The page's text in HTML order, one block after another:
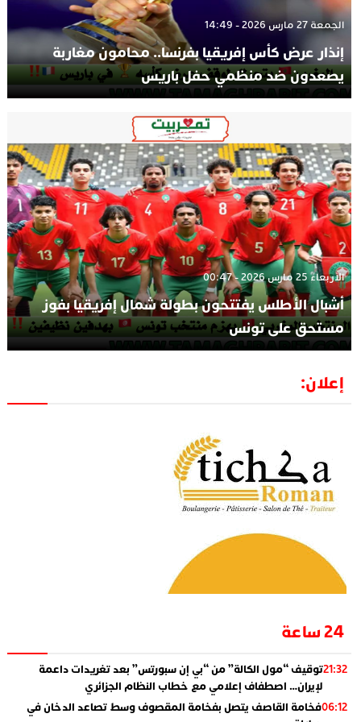
الجمعة 27 مارس 2026 - 14:49
إنذار عرض كأس إفريقيا بفرنسا.. محامون مغاربة
يصعدون ضد منظمي حفل باريس
الأربعاء 25 مارس 2026 - 00:47
أشبال الأطلس يفتتحون بطولة شمال إفريقيا بفوز
مستحق على تونس
إعلان:
24 ساعة
21:32توقيف “مول الكالة” من “بي إن سبورتس” بعد تغريدات داعمة
لإيران… اصطفاف إعلامي مع خطاب النظام الجزائري
06:12فخامة القاصف يتصل بفخامة المقصوف وسط تصاعد الدخان في